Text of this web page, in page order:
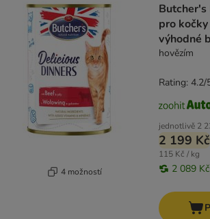
4 možností
Butcher's
pro
výhodné
hovězím
jednotlivě 2
2 199 Kč
115 Kč / kg
2 089 Kč
Rating: 4.2/